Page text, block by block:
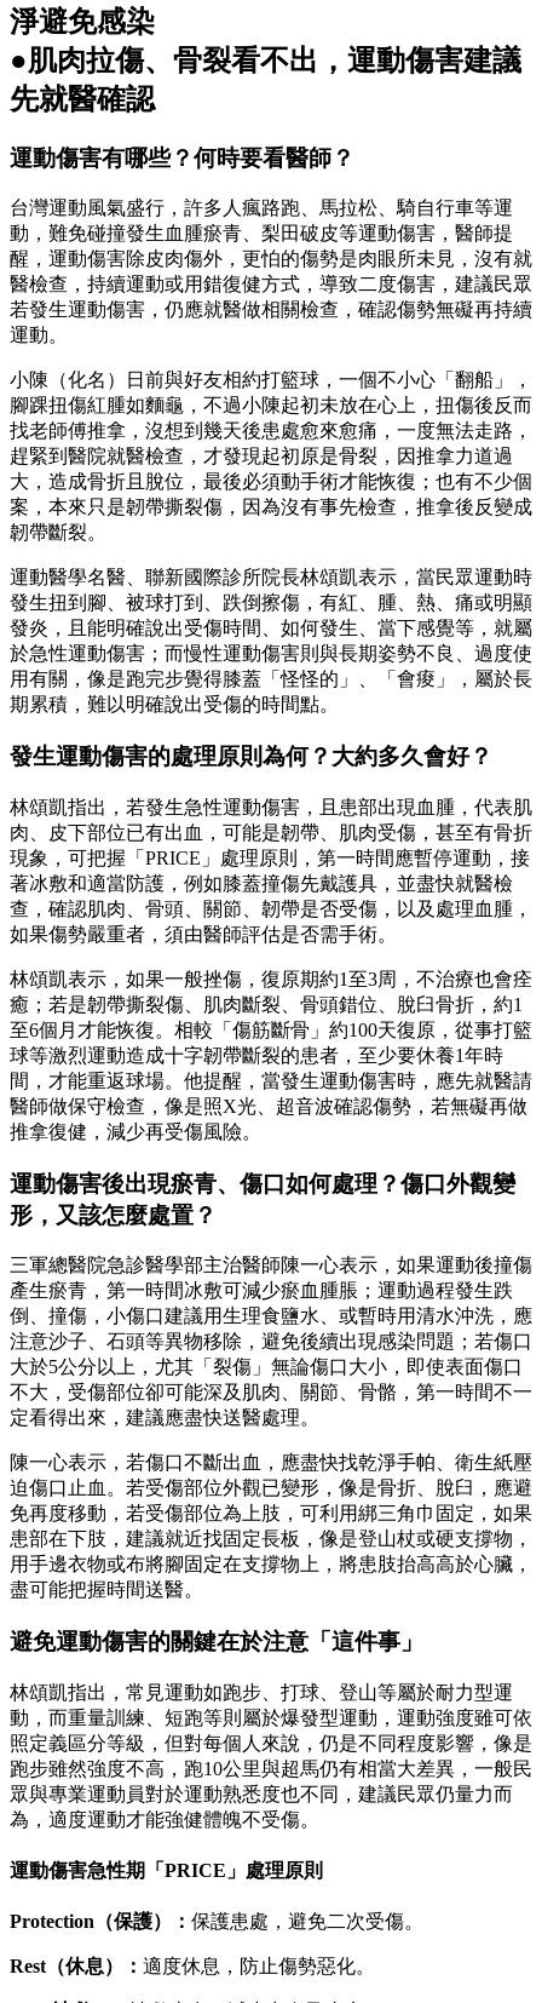
淨避免感染
●肌肉拉傷、骨裂看不出，運動傷害建議
先就醫確認
運動傷害有哪些？何時要看醫師？
台灣運動風氣盛行，許多人瘋路跑、馬拉松、騎自行車等運
動，難免碰撞發生血腫瘀青、梨田破皮等運動傷害，醫師提
醒，運動傷害除皮肉傷外，更怕的傷勢是肉眼所未見，沒有就
醫檢查，持續運動或用錯復健方式，導致二度傷害，建議民眾
若發生運動傷害，仍應就醫做相關檢查，確認傷勢無礙再持續
運動。
小陳（化名）日前與好友相約打籃球，一個不小心「翻船」，
腳踝扭傷紅腫如麵龜，不過小陳起初未放在心上，扭傷後反而
找老師傅推拿，沒想到幾天後患處愈來愈痛，一度無法走路，
趕緊到醫院就醫檢查，才發現起初原是骨裂，因推拿力道過
大，造成骨折且脫位，最後必須動手術才能恢復；也有不少個
案，本來只是韌帶撕裂傷，因為沒有事先檢查，推拿後反變成
韌帶斷裂。
運動醫學名醫、聯新國際診所院長林頌凱表示，當民眾運動時
發生扭到腳、被球打到、跌倒擦傷，有紅、腫、熱、痛或明顯
發炎，且能明確說出受傷時間、如何發生、當下感覺等，就屬
於急性運動傷害；而慢性運動傷害則與長期姿勢不良、過度使
用有關，像是跑完步覺得膝蓋「怪怪的」、「會痠」，屬於長
期累積，難以明確說出受傷的時間點。
發生運動傷害的處理原則為何？大約多久會好？
林頌凱指出，若發生急性運動傷害，且患部出現血腫，代表肌
肉、皮下部位已有出血，可能是韌帶、肌肉受傷，甚至有骨折
現象，可把握「PRICE」處理原則，第一時間應暫停運動，接
著冰敷和適當防護，例如膝蓋撞傷先戴護具，並盡快就醫檢
查，確認肌肉、骨頭、關節、韌帶是否受傷，以及處理血腫，
如果傷勢嚴重者，須由醫師評估是否需手術。
林頌凱表示，如果一般挫傷，復原期約1至3周，不治療也會痊
癒；若是韌帶撕裂傷、肌肉斷裂、骨頭錯位、脫臼骨折，約1
至6個月才能恢復。相較「傷筋斷骨」約100天復原，從事打籃
球等激烈運動造成十字韌帶斷裂的患者，至少要休養1年時
間，才能重返球場。他提醒，當發生運動傷害時，應先就醫請
醫師做保守檢查，像是照X光、超音波確認傷勢，若無礙再做
推拿復健，減少再受傷風險。
運動傷害後出現瘀青、傷口如何處理？傷口外觀變
形，又該怎麼處置？
三軍總醫院急診醫學部主治醫師陳一心表示，如果運動後撞傷
產生瘀青，第一時間冰敷可減少瘀血腫脹；運動過程發生跌
倒、撞傷，小傷口建議用生理食鹽水、或暫時用清水沖洗，應
注意沙子、石頭等異物移除，避免後續出現感染問題；若傷口
大於5公分以上，尤其「裂傷」無論傷口大小，即使表面傷口
不大，受傷部位卻可能深及肌肉、關節、骨骼，第一時間不一
定看得出來，建議應盡快送醫處理。
陳一心表示，若傷口不斷出血，應盡快找乾淨手帕、衛生紙壓
迫傷口止血。若受傷部位外觀已變形，像是骨折、脫臼，應避
免再度移動，若受傷部位為上肢，可利用綁三角巾固定，如果
患部在下肢，建議就近找固定長板，像是登山杖或硬支撐物，
用手邊衣物或布將腳固定在支撐物上，將患肢抬高高於心臟，
盡可能把握時間送醫。
避免運動傷害的關鍵在於注意「這件事」
林頌凱指出，常見運動如跑步、打球、登山等屬於耐力型運
動，而重量訓練、短跑等則屬於爆發型運動，運動強度雖可依
照定義區分等級，但對每個人來說，仍是不同程度影響，像是
跑步雖然強度不高，跑10公里與超馬仍有相當大差異，一般民
眾與專業運動員對於運動熟悉度也不同，建議民眾仍量力而
為，適度運動才能強健體魄不受傷。
運動傷害急性期「PRICE」處理原則
Protection（保護）： 保護患處，避免二次受傷。
Rest（休息）： 適度休息，防止傷勢惡化。